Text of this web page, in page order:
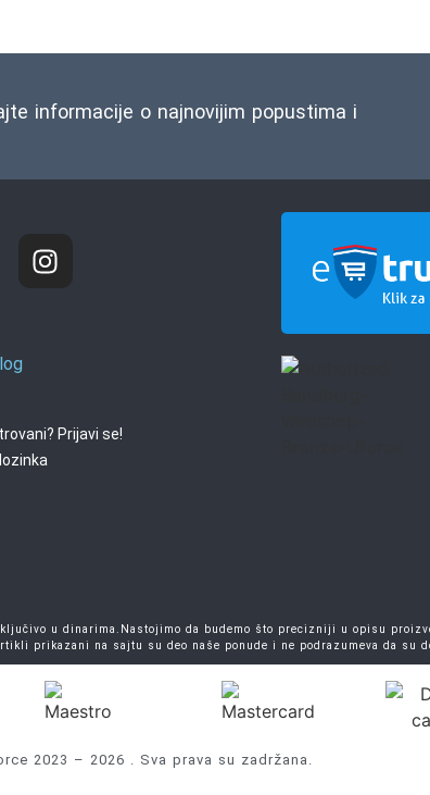
informacije o najnovijim popustima i
Prijavi se!
u dinarima.Nastojimo da budemo što precizniji u opisu
prikazani na sajtu su deo naše ponude i ne podrazumeva da su
2023 – 2026 . Sva prava su zadržana.